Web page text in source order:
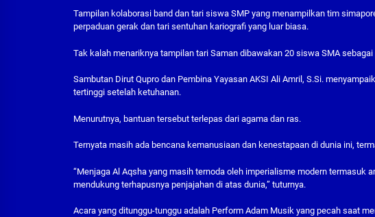
Tampilan kolaborasi band dan tari siswa SMP yang menampilkan tim
perpaduan gerak dan tari sentuhan kariografi yang luar biasa.
Tak kalah menariknya tampilan tari Saman dibawakan 20 siswa SMA
Sambutan Dirut Qupro dan Pembina Yayasan AKSI Ali Amril, S.Si.
tertinggi setelah ketuhanan.
Menurutnya, bantuan tersebut terlepas dari agama dan ras.
Ternyata masih ada bencana kemanusiaan dan kenestapaan di dunia ini,
“Menjaga Al Aqsha yang masih ternoda oleh imperialisme modern termasuk
mendukung terhapusnya penjajahan di atas dunia,” tuturnya.
Acara yang ditunggu-tunggu adalah Perform Adam Musik yang pecah saat